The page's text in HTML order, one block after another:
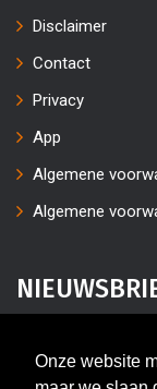
Onze website
Disclaimer
Contact
Privacy
App
Algemene
Algemene